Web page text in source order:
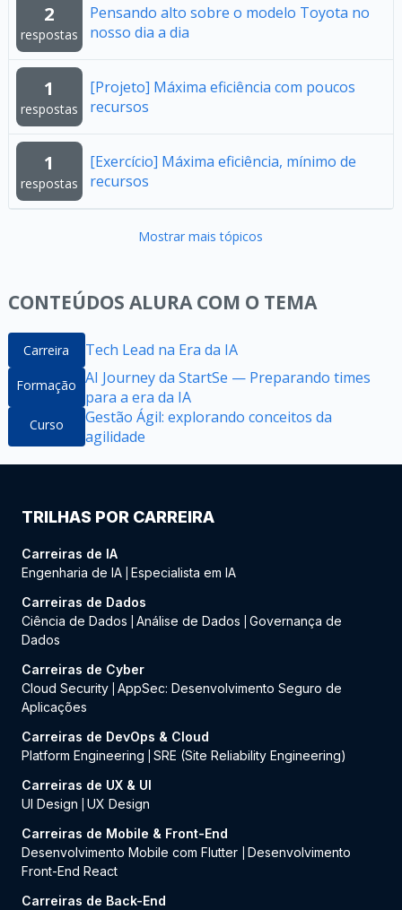
2
respostas
Pensando alto sobre o modelo Toyota no
nosso dia a dia
1
respostas
[Projeto] Máxima eficiência com poucos
recursos
1
respostas
[Exercício] Máxima eficiência, mínimo de
recursos
Mostrar mais tópicos
CONTEÚDOS ALURA COM O TEMA
Carreira Tech Lead na Era da IA
Formação AI Journey da StartSe — Preparando times
para a era da IA
Curso
Gestão Ágil: explorando conceitos da
agilidade
TRILHAS POR CARREIRA
Carreiras de IA
Engenharia de IA Especialista em IA
Carreiras de Dados
Ciência de Dados
Análise de Dados
Governança de
Dados
Carreiras de Cyber
Cloud Security AppSec: Desenvolvimento Seguro de
Aplicações
Carreiras de DevOps & Cloud
Platform Engineering
SRE (Site Reliability Engineering)
Carreiras de UX & UI
UI Design
UX Design
Carreiras de Mobile & Front-End
Desenvolvimento Mobile com Flutter
Desenvolvimento
Front-End React
Carreiras de Back-End